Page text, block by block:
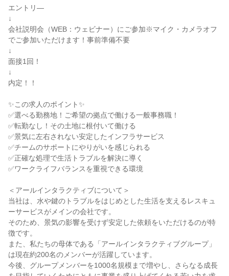
エントリ―
↓
会社説明会（WEB：ウェビナー）にご参加※マイク・カメラオフ
でご参加いただけます！事前準備不要
↓
面接1回！
↓
内定！！
✨この求人のポイント✨
✅選べる勤務地！ご希望の拠点で働ける一般事務職！
✅転勤なし！その土地に根付いて働ける
✅景気に左右されない安定したインフラサービス
✅チームのサポートにやりがいを感じられる
✅正確な処理で生活トラブルを解決に導く
✅ワークライフバランスを重視できる環境
＜アールインタラクティブについて＞
当社は、水や鍵のトラブルをはじめとした生活を支えるレスキュ
ーサービスがメインの会社です。
そのため、景気の影響を受けず安定した依頼をいただけるのが特
徴です。
また、私たちの母体である「アールインタラクティブグループ」
は現在約200名のメンバーが活躍しています。
今後、グループメンバーを1000名規模まで増やし、さらなる成長